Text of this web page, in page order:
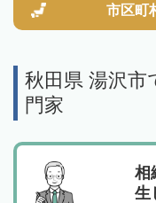
市区町
秋田県 湯沢市
門家
相
生